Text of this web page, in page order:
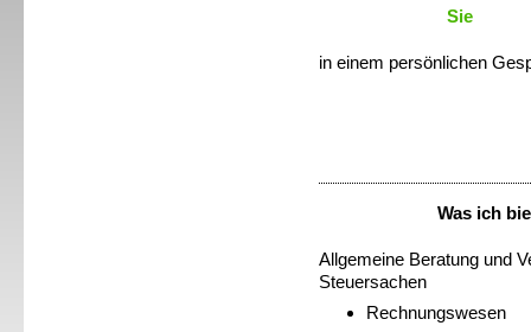
Sie
in einem persönlichen
Was ich
Allgemeine Beratung und
Steuersachen
Rechnungswesen